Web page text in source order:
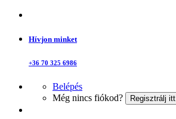
Hívjon minket
+36 70 325 6986
Belépés
Még nincs fiókod?
Regisztrálj itt.